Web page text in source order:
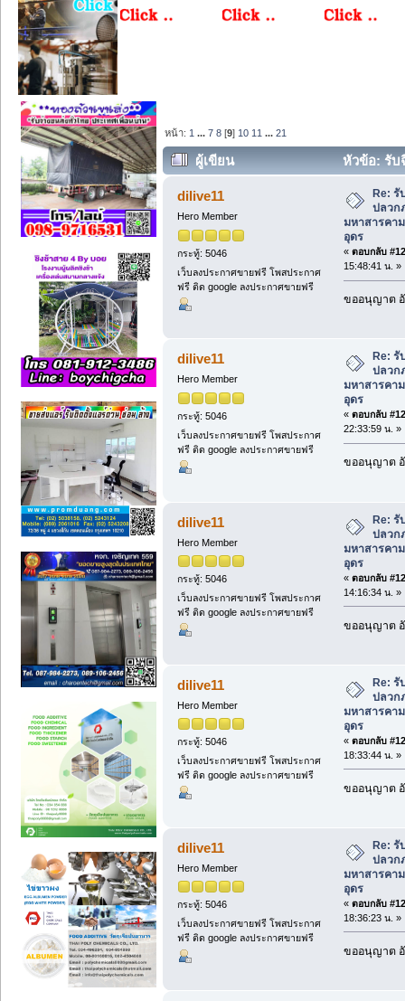
หน้า: 1 ...7 8 [9] 10 11 ...21
ผู้เขียน
หัวข้อ: รับ
มหาสารคาม ฉีดปลวกเลย หนองคาย อุ
dilive11
Hero Member
กระทู้: 5046
เว็บลงประกาศขายฟรี โพสประกาศ
ฟรี ติด google ลงประกาศขายฟรี
Re:
ปลวก
มหาสารคา
อุดร
« ตอบกลับ
15:48:41 น. »
ขออนุญาต
dilive11
Hero Member
กระทู้: 5046
เว็บลงประกาศขายฟรี โพสประกาศ
ฟรี ติด google ลงประกาศขายฟรี
Re:
ปลวก
มหาสารคา
อุดร
« ตอบกลับ
22:33:59 น. »
ขออนุญาต
dilive11
Hero Member
กระทู้: 5046
เว็บลงประกาศขายฟรี โพสประกาศ
ฟรี ติด google ลงประกาศขายฟรี
Re: รั
ปลวก
มหาสารคา
อุดร
« ตอบกลับ
14:16:34 น. »
ขออนุญาต
dilive11
Hero Member
กระทู้: 5046
เว็บลงประกาศขายฟรี โพสประกาศ
ฟรี ติด google ลงประกาศขายฟรี
Re: รั
ปลวก
มหาสารคา
อุดร
« ตอบกลับ
18:33:44 น. »
ขออนุญาต
dilive11
Hero Member
กระทู้: 5046
เว็บลงประกาศขายฟรี โพสประกาศ
ฟรี ติด google ลงประกาศขายฟรี
Re:
ปลวก
มหาสารคา
อุดร
« ตอบกลับ
18:36:23 น. »
ขออนุญาต